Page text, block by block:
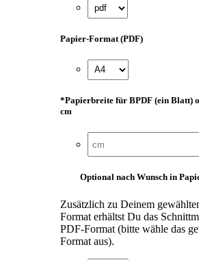
Papier-Format (PDF)
*Papierbreite für BPDF (ein Blatt)
cm
Optional nach Wunsch in
Zusätzlich zu Deinem
Format erhältst Du das
PDF-Format (bitte wähle das
Format aus).